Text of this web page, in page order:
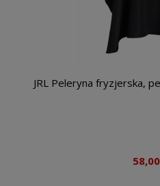
JRL Peleryna fryzjerska,